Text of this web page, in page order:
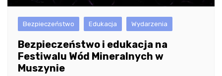
Bezpieczeństwo Edukacja Wydarzenia
Bezpieczeństwo i edukacja na
Festiwalu Wód Mineralnych w
Muszynie